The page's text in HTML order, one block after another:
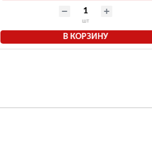
шт
В КОРЗИНУ